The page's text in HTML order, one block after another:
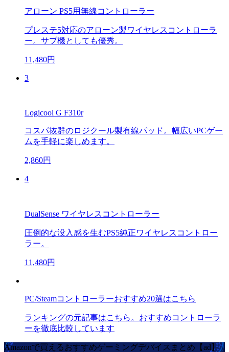
アローン PS5用無線コントローラー
プレステ5対応のアローン製ワイヤレスコントローラ
ー。サブ機としても優秀。
11,480円
3
Logicool G F310r
コスパ抜群のロジクール製有線パッド。幅広いPCゲー
ムを手軽に楽しめます。
2,860円
4
DualSense ワイヤレスコントローラー
圧倒的な没入感を生むPS5純正ワイヤレスコントロー
ラー。
11,480円
PC/Steamコントローラーおすすめ20選はこちら
ランキングの元記事はこちら。おすすめコントローラ
ーを徹底比較しています
Amazonで買えるおすすめゲーミングデバイスまとめ【ad】